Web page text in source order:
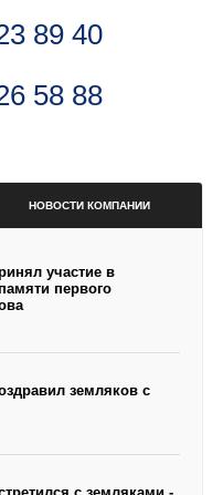
89 40
58 88
НОВОСТИ КОМПАНИИ
участие в
первого
земляков с